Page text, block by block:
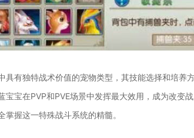
具有独特战术价值的宠物类型，其技能选择和培养
宝宝在PVP和PVE场景中发挥最大效用，成为改变
握这一特殊战斗系统的精髓。